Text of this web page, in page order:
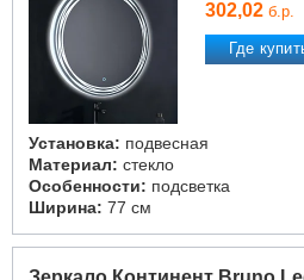
302,02 б.р.
Где
Установка: подвесная
Материал: стекло
Особенности: подсветка
Ширина: 77 см